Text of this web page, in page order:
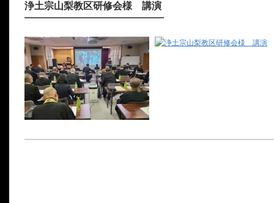
浄土宗山梨教区研修会様 講演